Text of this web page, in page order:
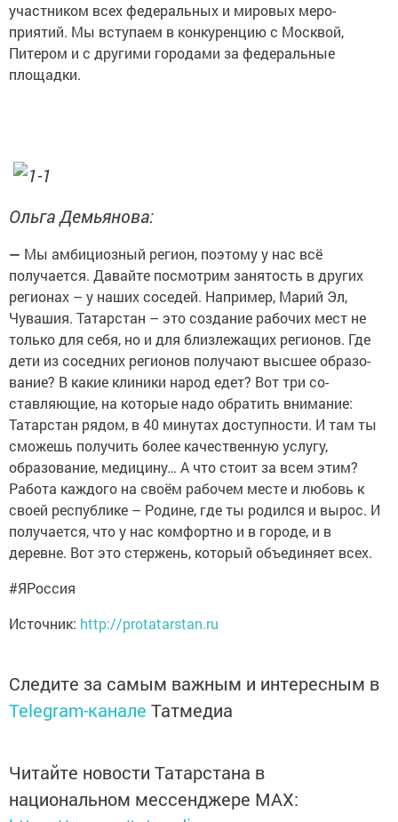
участником всех федеральных и мировых меро­
приятий. Мы вступаем в конкуренцию с Москвой,
Питером и с другими городами за федеральные
площадки.
Ольга Демьянова:
— Мы амбициозный регион, поэтому у нас всё
получается. Давайте посмо­трим занятость в других
регионах – у наших соседей. Например, Марий Эл,
Чувашия. Татарстан – это создание рабочих мест не
только для себя, но и для близлежащих регионов. Где
дети из соседних регионов получают высшее образо­
вание? В какие клиники народ едет? Вот три со­
ставляющие, на которые надо обратить внимание:
Татарстан рядом, в 40 минутах доступности. И там ты
сможешь получить более качественную услу­гу,
образование, медицину… А что стоит за всем этим?
Работа каждого на своём рабочем месте и любовь к
своей республике – Родине, где ты ро­дился и вырос. И
получается, что у нас комфортно и в городе, и в
деревне. Вот это стержень, который объединяет всех.
#ЯРоссия
Источник: http://protatarstan.ru
Следите за самым важным и интересным в
Telegram-канале Татмедиа
Читайте новости Татарстана в
национальном мессенджере MАХ: